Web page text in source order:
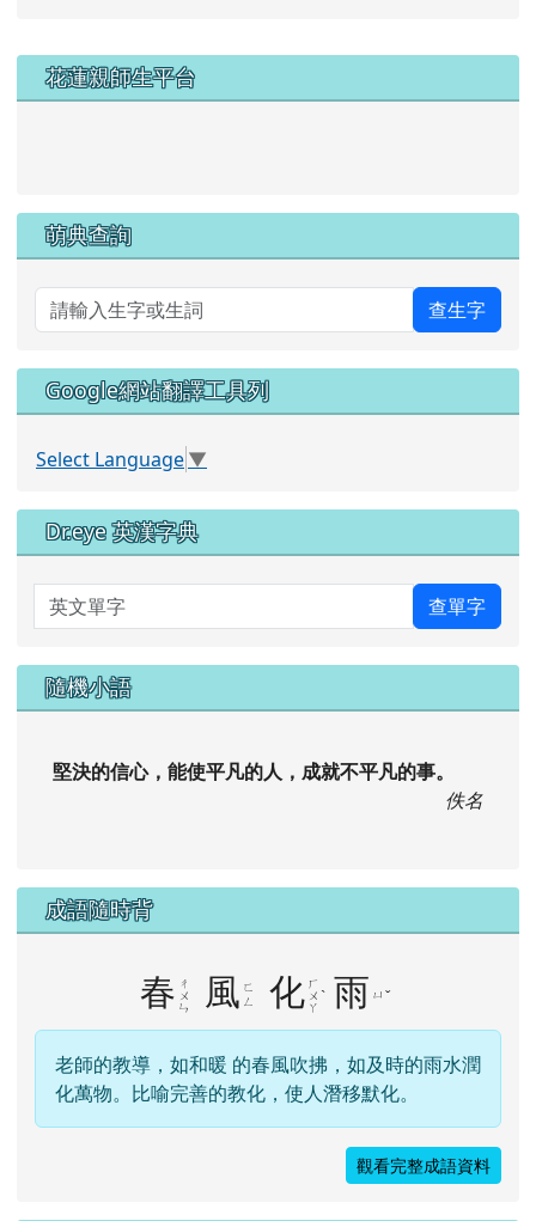
左邊區域內容
花蓮親師生平台
萌典查詢
查生字
Google網站翻譯工具列
Select Language▼
Dr.eye 英漢字典
英文單字 查單字
隨機小語
堅決的信心，能使平凡的人，成就不平凡的事。
佚名
成語隨時背
春 ㄔ
ㄨ
ㄣ
風 ㄈ
ㄥ
化 ㄏ
ㄨ
ㄚ
ˋ 雨 ㄩ ˇ
老師的教導，如和暖 的春風吹拂，如及時的雨水潤
化萬物。比喻完善的教化，使人潛移默化。
觀看完整成語資料